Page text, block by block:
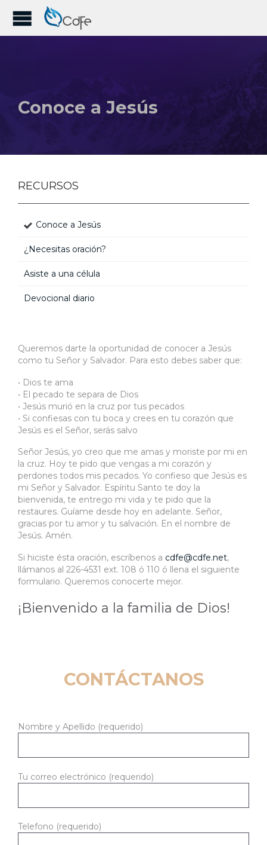
Conoce a Jesús
RECURSOS
Conoce a Jesús
¿Necesitas oración?
Asiste a una célula
Devocional diario
Queremos darte la oportunidad de conocer a Jesús
como tu Señor y Salvador. Para esto debes saber que:
• Dios te ama
• El pecado te separa de Dios
• Jesús murió en la cruz por tus pecados
• Si confiesas con tu boca y crees en tu corazón que
Jesús es el Señor, serás salvo
Señor Jesús, yo creo que me amas y moriste por mi en
la cruz. Hoy te pido que vengas a mi corazón y
perdones todos mis pecados. Yo confieso que Jesús es
mi Señor y Salvador. Espíritu Santo te doy la
bienvenida, te entrego mi vida y te pido que la
restaures. Guíame desde hoy en adelante. Señor,
gracias por tu amor y tu salvación. En el nombre de
Jesús. Amén.
Si hiciste ésta oración, escríbenos a cdfe@cdfe.net,
llámanos al 226-4531 ext. 108 ó 110 ó llena el siguiente
formulario. Queremos conocerte mejor.
¡Bienvenido a la familia de Dios!
CONTÁCTANOS
Nombre y Apellido (requerido)
Tu correo electrónico (requerido)
Telefono (requerido)